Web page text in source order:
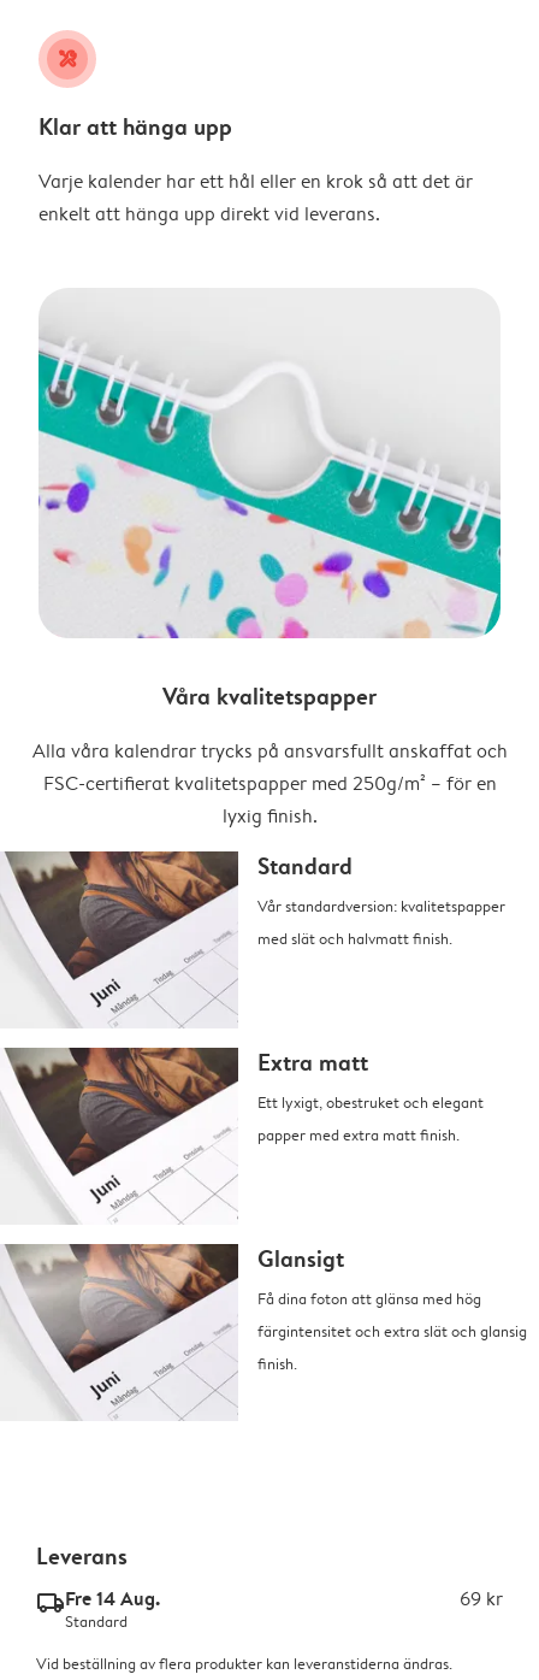
tools
Klar att hänga upp
Varje kalender har ett hål eller en krok så att det är
enkelt att hänga upp direkt vid leverans.
Våra kvalitetspapper
Alla våra kalendrar trycks på ansvarsfullt anskaffat och
FSC-certifierat kvalitetspapper med 250g/m² – för en
lyxig finish.
Standard
Vår standardversion: kvalitetspapper
med slät och halvmatt finish.
Extra matt
Ett lyxigt, obestruket och elegant
papper med extra matt finish.
Glansigt
Få dina foton att glänsa med hög
färgintensitet och extra slät och glansig
finish.
Leverans
delivery_standard_v2Fre 14 Aug. 69 kr
Standard
Vid beställning av flera produkter kan leveranstiderna ändras.